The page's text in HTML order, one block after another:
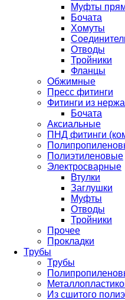
Муфты
Бочата
Хомуты
Отводы
Тройники
Фланцы
Обжимные
Пресс фитинги
Фитинги из
Бочата
Аксиальные
ПНД фитинги
Полиэтиленовые
Электросварные
Втулки
Заглушки
Муфты
Отводы
Тройники
Прочее
Прокладки
Трубы
Трубы
Из сшитого